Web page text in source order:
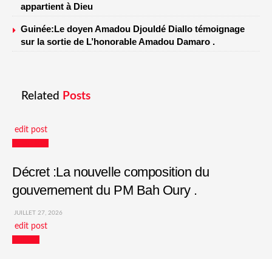
appartient à Dieu
Guinée:Le doyen Amadou Djouldé Diallo témoignage
sur la sortie de L’honorable Amadou Damaro .
Related Posts
edit post
Décret :La nouvelle composition du
gouvernement du PM Bah Oury .
JUILLET 27, 2026
edit post